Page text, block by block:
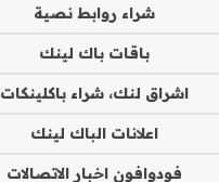
شراء روابط نصية
باقات باك لينك
اشراق لنك، شراء باكلينكات
اعلانات الباك لينك
فودوافون اخبار الاتصالات